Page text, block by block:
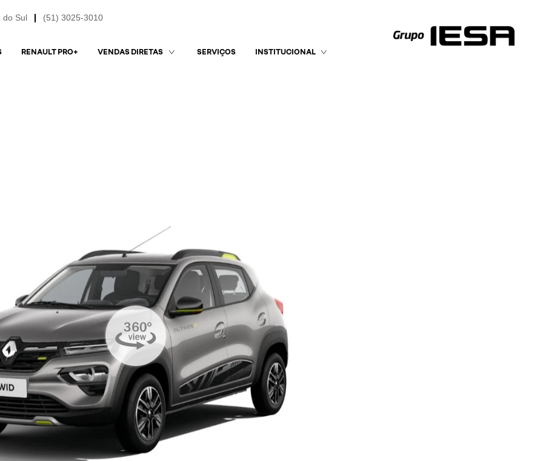
(51) 3025-3010
do Sul
RENAULT PRO+ VENDAS DIRETAS SERVIÇOS INSTITUCIONAL